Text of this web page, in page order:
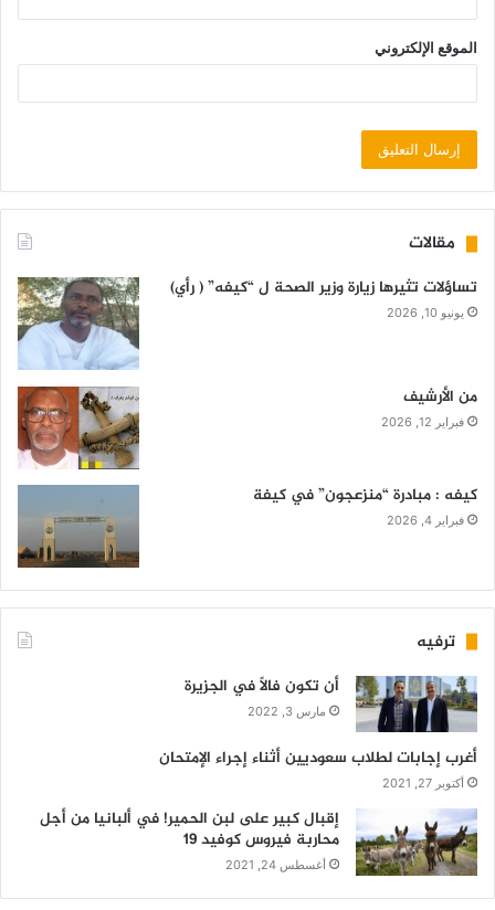
الموقع الإلكتروني
مقالات
تساؤلات تثيرها زيارة وزير الصحة ل “كيفه” ( رأي)
يونيو 10, 2026
من الأرشيف
فبراير 12, 2026
كيفه : مبادرة “منزعجون” في كيفة
فبراير 4, 2026
ترفيه
أن تكون فالاً في الجزيرة
مارس 3, 2022
أغرب إجابات لطلاب سعوديين أثناء إجراء الإمتحان
أكتوبر 27, 2021
إقبال كبير على لبن الحمير! في ألبانيا من أجل
محاربة فيروس كوفيد 19
أغسطس 24, 2021